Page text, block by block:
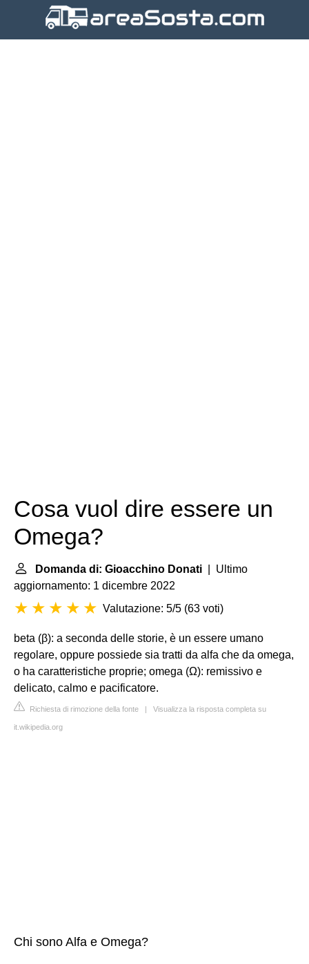
Cosa vuol dire essere un
Omega?
Domanda di: Gioacchino Donati | Ultimo
aggiornamento: 1 dicembre 2022
Valutazione: 5/5 (63 voti)
beta (β): a seconda delle storie, è un essere umano
regolare, oppure possiede sia tratti da alfa che da omega,
o ha caratteristiche proprie; omega (Ω): remissivo e
delicato, calmo e pacificatore.
Richiesta di rimozione della fonte | Visualizza la risposta completa su
it.wikipedia.org
Chi sono Alfa e Omega?